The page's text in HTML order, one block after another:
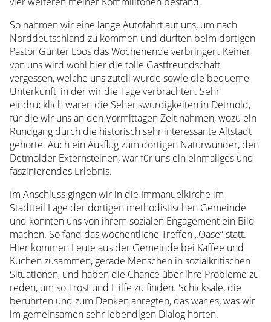
Deutschkenntnisse
Teilzeit,
Gasthörer
Zulassung
über
berufliche
Qualifikation
Hochschulwechsel
Studienberatung
Studiengebühren
Kontakt
Spenden
Presse
Streaming
Kontakt
Spenden
Presse
So nahmen wir eine lange Autofahrt auf uns, um nach
Norddeutschland zu kommen und durften beim dortigen
Pastor Günter Loos das Wochenende verbringen. Keiner
von uns wird wohl hier die tolle Gastfreundschaft
vergessen, welche uns zuteil wurde sowie die bequeme
Unterkunft, in der wir die Tage verbrachten. Sehr
eindrücklich waren die Sehenswürdigkeiten in Detmold,
für die wir uns an den Vormittagen Zeit nahmen, wozu ein
Rundgang durch die historisch sehr interessante Altstadt
gehörte. Auch ein Ausflug zum dortigen Naturwunder, den
Detmolder Externsteinen, war für uns ein einmaliges und
faszinierendes Erlebnis.
Im Anschluss gingen wir in die Immanuelkirche im
Stadtteil Lage der dortigen methodistischen Gemeinde
und konnten uns von ihrem sozialen Engagement ein Bild
machen. So fand das wöchentliche Treffen „Oase“ statt.
Hier kommen Leute aus der Gemeinde bei Kaffee und
Kuchen zusammen, gerade Menschen in sozialkritischen
Situationen, und haben die Chance über ihre Probleme zu
reden, um so Trost und Hilfe zu finden. Schicksale, die
berührten und zum Denken anregten, das war es, was wir
im gemeinsamen sehr lebendigen Dialog hörten.